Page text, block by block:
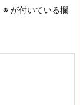
※ が付いている欄